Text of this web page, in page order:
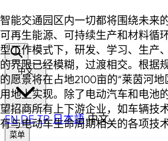
中文
EN DE TR 日本語 中文
菜单
智能交通园区内一切都将围绕未来
可再生能源、可持续生产和材料循
型工作模式下，研发、学习、生产
的界限已经模糊，过渡相交。根据
的愿景将在占地2100亩的“莱茵河
用地上实现。除了电动汽车和电池
望招商所有上下游企业，如车辆技
有与电动车生命周期相关的各项技术